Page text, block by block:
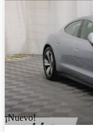
¡Nuevo!